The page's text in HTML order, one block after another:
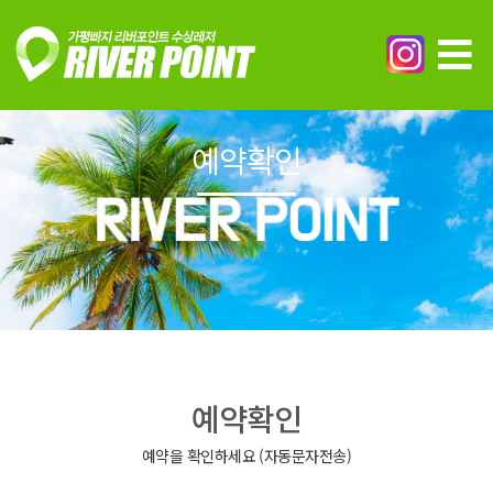
예약확인
예약확인
예약을 확인하세요 (자동문자전송)